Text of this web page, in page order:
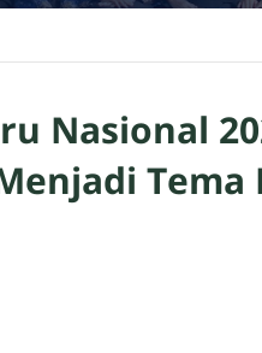
Nasional
Tema